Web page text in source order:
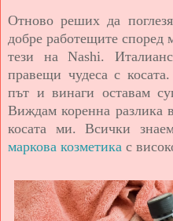
Отново реших да
добре работещите според
тези на Nashi.
правещи чудеса с
път и винаги оставам
Виждам коренна разлика
косата ми. Всички
маркова козметика с